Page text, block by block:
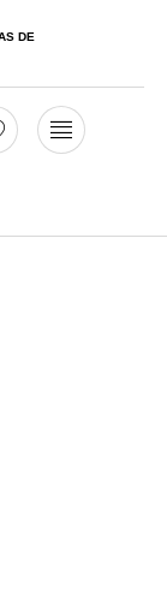
DE